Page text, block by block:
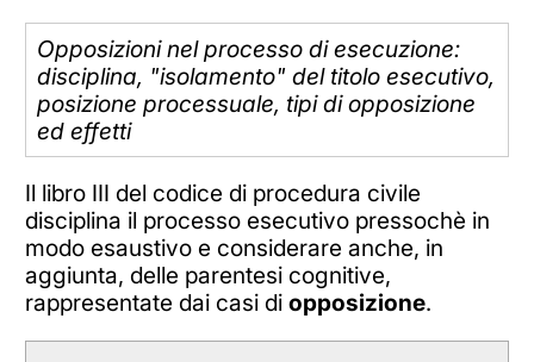
Opposizioni nel processo di esecuzione:
disciplina, "isolamento" del titolo esecutivo,
posizione processuale, tipi di opposizione
ed effetti
Il libro III del codice di procedura civile
disciplina il processo esecutivo pressochè in
modo esaustivo e considerare anche, in
aggiunta, delle parentesi cognitive,
rappresentate dai casi di opposizione.